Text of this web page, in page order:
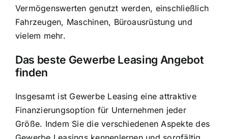
Vermögenswerten genutzt werden, einschließlich
Fahrzeugen, Maschinen, Büroausrüstung und
vielem mehr.
Das beste Gewerbe Leasing Angebot
finden
Insgesamt ist Gewerbe Leasing eine attraktive
Finanzierungsoption für Unternehmen jeder
Größe. Indem Sie die verschiedenen Aspekte des